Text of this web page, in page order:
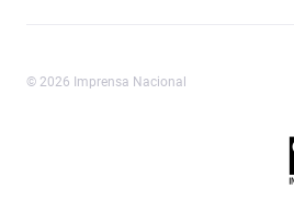
© 2026 Imprensa Nacional